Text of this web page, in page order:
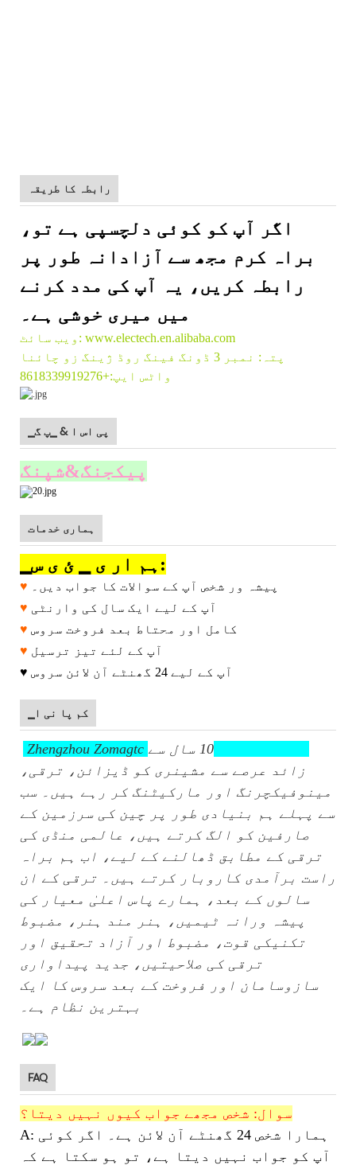
رابطہ کا طریقہ
اگر آپ کو کوئی دلچسپی ہے تو،
براہ کرم مجھ سے آزادانہ طور پر
رابطہ کریں، یہ آپ کی مدد کرنے
میں میری خوشی ہے۔
ویب سائٹ: www.electech.en.alibaba.com
پتہ: نمبر 3 ڈونگ فینگ روڈ ژینگ زو چائنا
واٹس ایپ:+8618339919276
▁پی اس ا & ▁پ گ
پیکجنگ&شپنگ
ہماری خدمات
▁ہم ار ی ▁ ئ ی س:
♥
پیشہ ور شخص آپ کے سوالات کا جواب دیں۔
♥ آپ کے لیے ایک سال کی وارنٹی
♥ کامل اور محتاط بعد فروخت سروس
♥ آپ کے لئے تیز ترسیل
♥
آپ کے لیے 24 گھنٹے آن لائن سروس
▁کم پا نی ا
10 سال سے
زائد عرصے سے مشینری کو ڈیزائن، ترقی،
مینوفیکچرنگ اور مارکیٹنگ کر رہے ہیں۔ سب
سے پہلے ہم بنیادی طور پر چین کی سرزمین کے
صارفین کو الگ کرتے ہیں، عالمی منڈی کی
ترقی کے مطابق ڈھالنے کے لیے، اب ہم براہ
راست برآمدی کاروبار کرتے ہیں۔ ترقی کے ان
سالوں کے بعد، ہمارے پاس اعلیٰ معیار کی
پیشہ ورانہ ٹیمیں، ہنر مند ہنر، مضبوط
تکنیکی قوت، مضبوط اور آزاد تحقیق اور
ترقی کی صلاحیتیں، جدید پیداواری
سازوسامان اور فروخت کے بعد سروس کا ایک
بہترین نظام ہے۔
FAQ
سوال: شخص مجھے جواب کیوں نہیں دیتا؟
A: ہمارا شخص 24 گھنٹے آن لائن ہے۔ اگر کوئی
آپ کو جواب نہیں دیتا ہے، تو ہو سکتا ہے کہ